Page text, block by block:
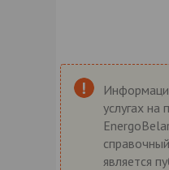
услугах на
является